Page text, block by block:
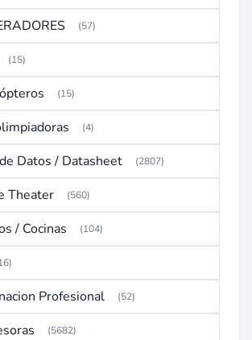
(57)
(15)
(15)
(4)
Datos / Datasheet (2807)
Theater (560)
/ Cocinas (104)
Profesional (52)
(5682)